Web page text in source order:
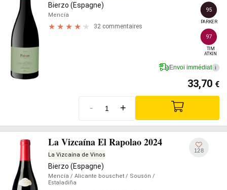
Bierzo (Espagne)
Mencía
32 commentaires
95
PARKER
97
TIM
ATKIN
Envoi immédiat i
33,70 €
- +
La Vizcaína El Rapolao 2024
La Vizcaína de Vinos
Bierzo (Espagne)
Mencía / Alicante bouschet / Sousón /
Estaladiña
128